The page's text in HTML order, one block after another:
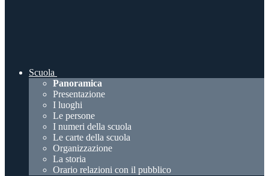
Scuola
Panoramica
Presentazione
I luoghi
Le persone
I numeri della scuola
Le carte della scuola
Organizzazione
La storia
Orario relazioni con il pubblico